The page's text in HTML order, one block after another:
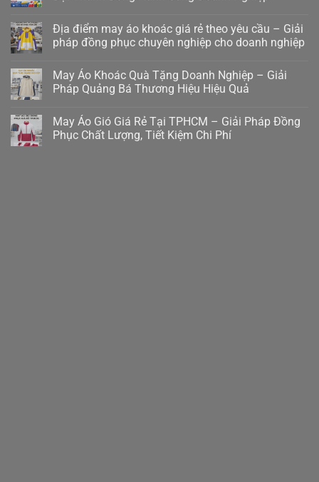
Địa điểm may áo khoác giá rẻ theo yêu cầu – Giải
pháp đồng phục chuyên nghiệp cho doanh nghiệp
May Áo Khoác Quà Tặng Doanh Nghiệp – Giải
Pháp Quảng Bá Thương Hiệu Hiệu Quả
May Áo Gió Giá Rẻ Tại TPHCM – Giải Pháp Đồng
Phục Chất Lượng, Tiết Kiệm Chi Phí